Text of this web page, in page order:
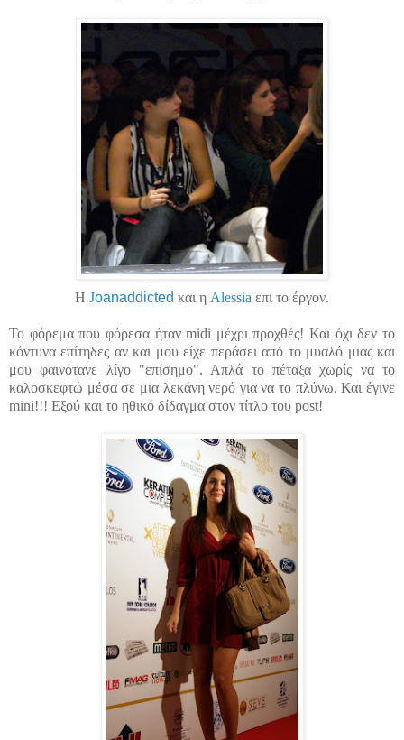
Η Joanaddicted και η Alessia επι το έργον.
Το φόρεμα που φόρεσα ήταν midi μέχρι προχθές! Και όχι δεν το
κόντυνα επίτηδες αν και μου είχε περάσει από το μυαλό μιας και
μου φαινότανε λίγο "επίσημο". Απλά το πέταξα χωρίς να το
καλοσκεφτώ μέσα σε μια λεκάνη νερό για να το πλύνω. Και έγινε
mini!!! Eξού και το ηθικό δίδαγμα στον τίτλο του post!